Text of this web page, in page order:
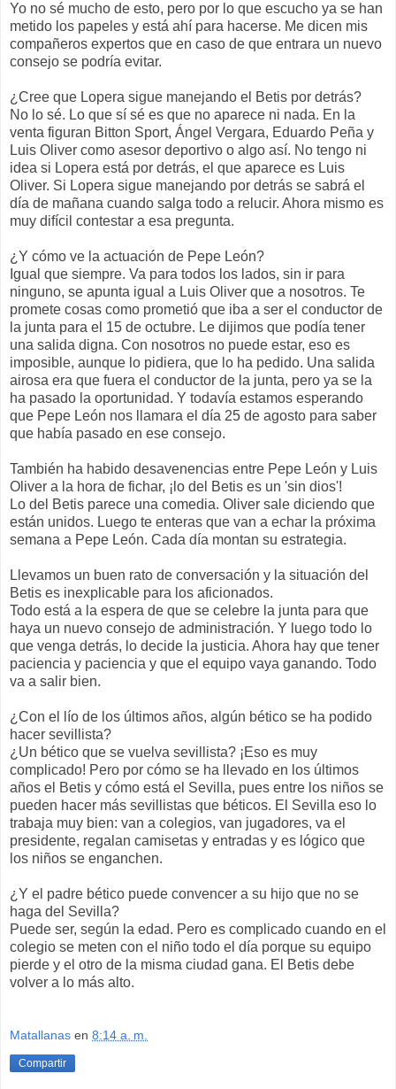
Yo no sé mucho de esto, pero por lo que escucho ya se han
metido los papeles y está ahí para hacerse. Me dicen mis
compañeros expertos que en caso de que entrara un nuevo
consejo se podría evitar.
¿Cree que Lopera sigue manejando el Betis por detrás?
No lo sé. Lo que sí sé es que no aparece ni nada. En la
venta figuran Bitton Sport, Ángel Vergara, Eduardo Peña y
Luis Oliver como asesor deportivo o algo así. No tengo ni
idea si Lopera está por detrás, el que aparece es Luis
Oliver. Si Lopera sigue manejando por detrás se sabrá el
día de mañana cuando salga todo a relucir. Ahora mismo es
muy difícil contestar a esa pregunta.
¿Y cómo ve la actuación de Pepe León?
Igual que siempre. Va para todos los lados, sin ir para
ninguno, se apunta igual a Luis Oliver que a nosotros. Te
promete cosas como prometió que iba a ser el conductor de
la junta para el 15 de octubre. Le dijimos que podía tener
una salida digna. Con nosotros no puede estar, eso es
imposible, aunque lo pidiera, que lo ha pedido. Una salida
airosa era que fuera el conductor de la junta, pero ya se la
ha pasado la oportunidad. Y todavía estamos esperando
que Pepe León nos llamara el día 25 de agosto para saber
que había pasado en ese consejo.
También ha habido desavenencias entre Pepe León y Luis
Oliver a la hora de fichar, ¡lo del Betis es un 'sin dios'!
Lo del Betis parece una comedia. Oliver sale diciendo que
están unidos. Luego te enteras que van a echar la próxima
semana a Pepe León. Cada día montan su estrategia.
Llevamos un buen rato de conversación y la situación del
Betis es inexplicable para los aficionados.
Todo está a la espera de que se celebre la junta para que
haya un nuevo consejo de administración. Y luego todo lo
que venga detrás, lo decide la justicia. Ahora hay que tener
paciencia y paciencia y que el equipo vaya ganando. Todo
va a salir bien.
¿Con el lío de los últimos años, algún bético se ha podido
hacer sevillista?
¿Un bético que se vuelva sevillista? ¡Eso es muy
complicado! Pero por cómo se ha llevado en los últimos
años el Betis y cómo está el Sevilla, pues entre los niños se
pueden hacer más sevillistas que béticos. El Sevilla eso lo
trabaja muy bien: van a colegios, van jugadores, va el
presidente, regalan camisetas y entradas y es lógico que
los niños se enganchen.
¿Y el padre bético puede convencer a su hijo que no se
haga del Sevilla?
Puede ser, según la edad. Pero es complicado cuando en el
colegio se meten con el niño todo el día porque su equipo
pierde y el otro de la misma ciudad gana. El Betis debe
volver a lo más alto.
Matallanas en 8:14 a. m.
Compartir